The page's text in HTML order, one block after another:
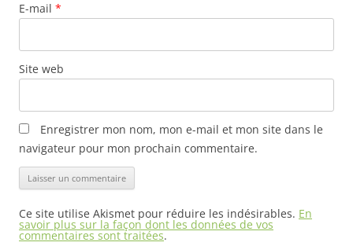
E-mail *
Site web
Enregistrer mon nom, mon e-mail et mon site dans le
navigateur pour mon prochain commentaire.
Ce site utilise Akismet pour réduire les indésirables. En
savoir plus sur la façon dont les données de vos
commentaires sont traitées.